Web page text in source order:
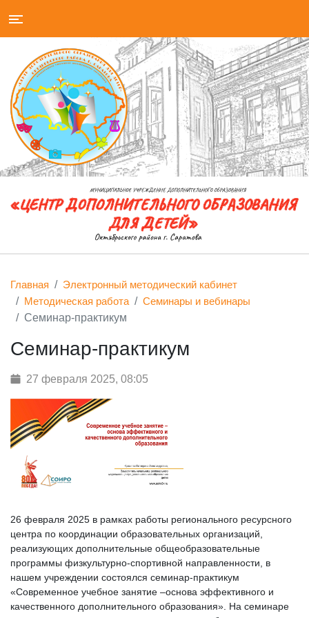
Главная
Электронный методический кабинет
Методическая работа
Семинары и вебинары
Семинар-практикум
Семинар-практикум
27 февраля 2025, 08:05
26 февраля 2025 в рамках работы регионального ресурсного
центра по координации образовательных организаций,
реализующих дополнительные общеобразовательные
программы физкультурно-спортивной направленности, в
нашем учреждении состоялся семинар-практикум
«Современное учебное занятие –основа эффективного и
качественного дополнительного образования». На семинаре